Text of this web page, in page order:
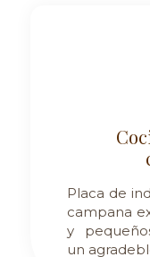
Placa de
campana
y
un